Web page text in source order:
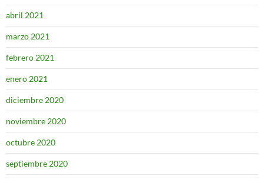
abril 2021
marzo 2021
febrero 2021
enero 2021
diciembre 2020
noviembre 2020
octubre 2020
septiembre 2020